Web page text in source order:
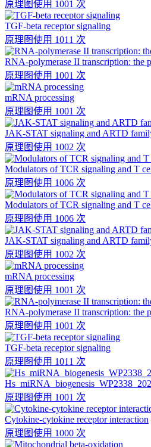
原理图使用 1001 次
TGF-beta receptor signaling
原理图使用 1011 次
RNA-polymerase II transcription: the
原理图使用 1001 次
mRNA processing
原理图使用 1001 次
JAK-STAT signaling and ARTD
原理图使用 1002 次
Modulators of TCR signaling and T
原理图使用 1006 次
Modulators of TCR signaling and T
原理图使用 1006 次
JAK-STAT signaling and ARTD
原理图使用 1002 次
mRNA processing
原理图使用 1001 次
RNA-polymerase II transcription: the
原理图使用 1001 次
TGF-beta receptor signaling
原理图使用 1011 次
原理图使用 1001 次
Cytokine-cytokine receptor interaction
原理图使用 1000 次